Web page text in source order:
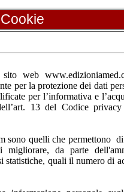
web
per la protezione dei dati
per l’informativa e
13 del Codice
sono quelli che permettono
da parte
statistiche, quali il numero di